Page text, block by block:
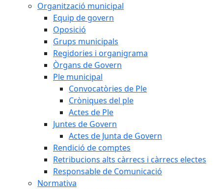
Organització municipal
Equip de govern
Oposició
Grups municipals
Regidories i organigrama
Òrgans de Govern
Ple municipal
Convocatòries de Ple
Cròniques del ple
Actes de Ple
Juntes de Govern
Actes de Junta de Govern
Rendició de comptes
Retribucions alts càrrecs i càrrecs electes
Responsable de Comunicació
Normativa